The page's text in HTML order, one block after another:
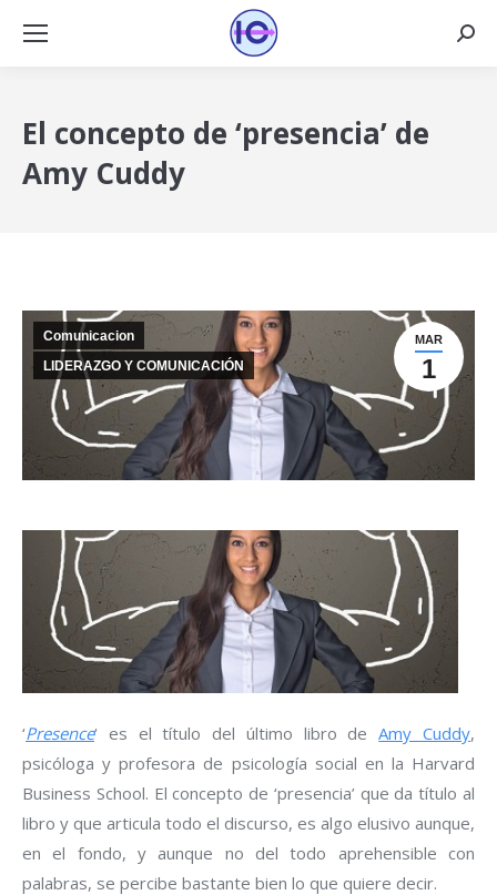
El concepto de ‘presencia’ de
Amy Cuddy
MAR
1
Comunicacion
LIDERAZGO Y COMUNICACIÓN
‘Presence‘ es el título del último libro deAmy Cuddy,
psicóloga y profesora de psicología social en la Harvard
Business School. El concepto de ‘presencia’ que da título al
libro y que articula todo el discurso, es algo elusivo aunque,
en el fondo, y aunque no del todo aprehensible con
palabras, se percibe bastante bien lo que quiere decir.